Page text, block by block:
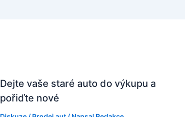
Dejte vaše staré auto do výkupu a
pořiďte nové